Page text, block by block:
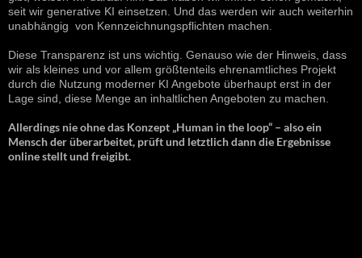
seit wir generative KI einsetzen. Und das werden wir auch weiterhin
unabhängig von Kennzeichnungspflichten machen.
Diese Transparenz ist uns wichtig. Genauso wie der Hinweis, dass
wir als kleines und vor allem größtenteils ehrenamtliches Projekt
durch die Nutzung moderner KI Angebote überhaupt erst in der
Lage sind, diese Menge an inhaltlichen Angeboten zu machen.
Allerdings nie ohne das Konzept „Human in the loop“ – also ein
Mensch der überarbeitet, prüft und letztlich dann die Ergebnisse
online stellt und freigibt.